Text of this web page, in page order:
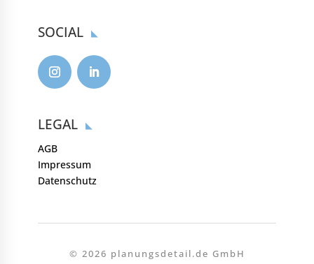
SOCIAL
LEGAL
AGB
Impressum
Datenschutz
© 2026 planungsdetail.de GmbH